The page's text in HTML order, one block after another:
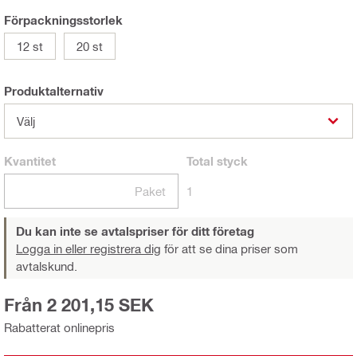
Förpackningsstorlek
12 st
20 st
Produktalternativ
Välj
Kvantitet
Paket
Total styck
1
Du kan inte se avtalspriser för ditt företag
Logga in eller registrera dig för att se dina priser som
avtalskund.
Rabatterat onlinepris
Från 2 201,15 SEK